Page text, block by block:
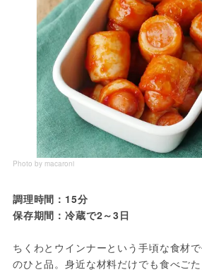
Photo by macaroni
調理時間：15分
保存期間：冷蔵で2～3日
ちくわとウインナーという手頃な食材
のひと品。身近な材料だけでも食べご